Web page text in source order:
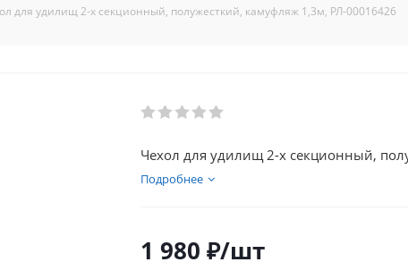
для удилищ 2-х секционный, полужесткий, камуфляж 1,3м, РЛ-00016426
Чехол для удилищ 2-х секционный,
Подробнее
1 980 ₽/шт